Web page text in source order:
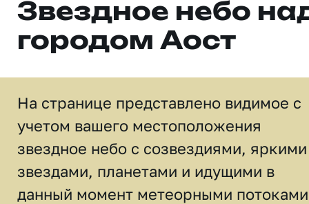
Звездное небо
городом Аост
На странице представлено видимое c
учетом вашего местоположения
звездное небо c созвездиями, яркими
звездами, планетами и идущими в
данный момент метеорными